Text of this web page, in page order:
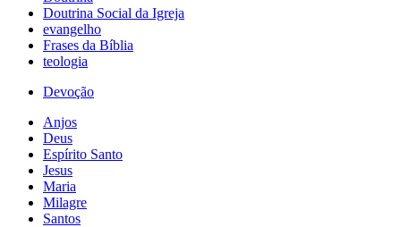
Doutrina Social da Igreja
evangelho
Frases da Bíblia
teologia
Devoção
Anjos
Deus
Espírito Santo
Jesus
Maria
Milagre
Santos